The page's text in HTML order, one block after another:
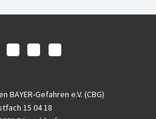
BAYER-Gefahren e.V. (CBG)
15 04 18